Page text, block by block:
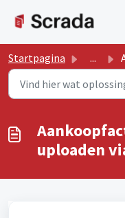
Startpagina ...
uploaden